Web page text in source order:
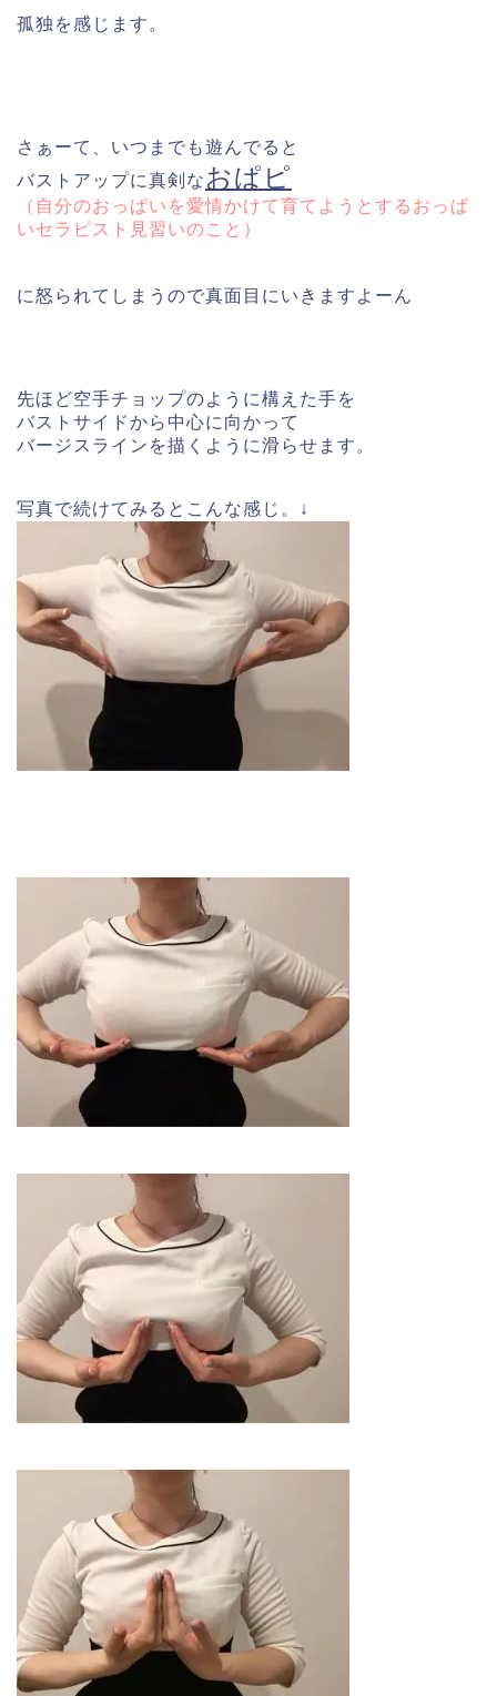
孤独を感じます。
さぁーて、いつまでも遊んでると
バストアップに真剣な おぱピ
（自分のおっぱいを愛情かけて育てようとするおっぱ
いセラピスト見習いのこと）
に怒られてしまうので真面目にいきますよーん
先ほど空手チョップのように構えた手を
バストサイドから中心に向かって
バージスラインを描くように滑らせます。
写真で続けてみるとこんな感じ。↓